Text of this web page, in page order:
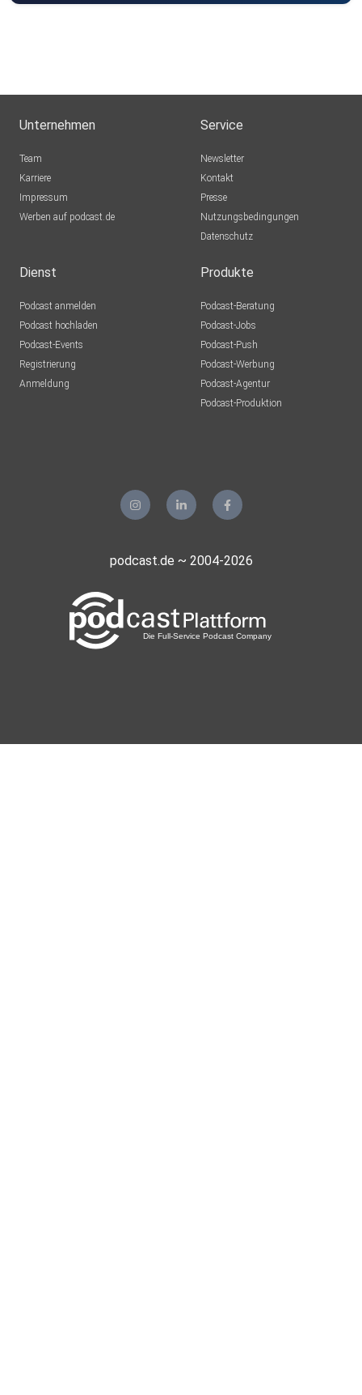
Unternehmen
Team
Karriere
Impressum
Werben auf podcast.de
Service
Newsletter
Kontakt
Presse
Nutzungsbedingungen
Datenschutz
Dienst
Podcast anmelden
Podcast hochladen
Podcast-Events
Registrierung
Anmeldung
Produkte
Podcast-Beratung
Podcast-Jobs
Podcast-Push
Podcast-Werbung
Podcast-Agentur
Podcast-Produktion
podcast.de ~ 2004-2026